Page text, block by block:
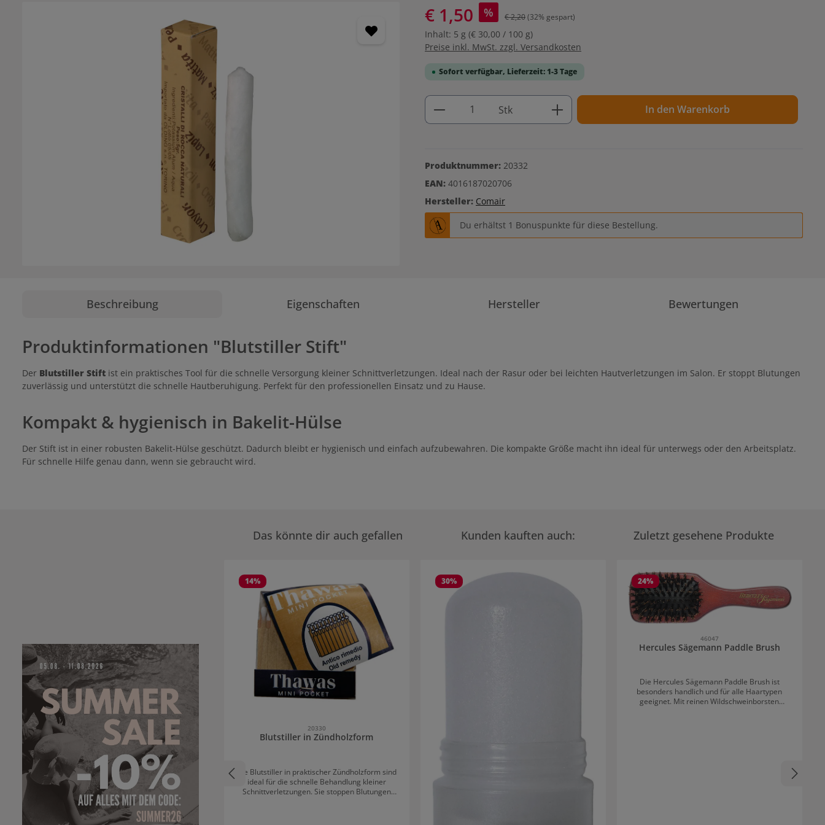
€ 1,50 % € 2,20(32% gespart)
Inhalt: 5 g (€ 30,00 / 100 g)
Preise inkl. MwSt. zzgl. Versandkosten
Sofort verfügbar, Lieferzeit: 1-3 Tage
Produkt Anzahl: Gib den gewünschten Wert ein oder
Stk In den Warenkorb
Produktnummer: 20332
EAN: 4016187020706
Hersteller: Comair
Du erhältst 1 Bonuspunkte für diese Bestellung.
Beschreibung Eigenschaften Hersteller Bewertungen
Produktinformationen "Blutstiller Stift"
Der Blutstiller Stift ist ein praktisches Tool für die schnelle Versorgung kleiner Schnittverletzungen. Ideal nach der Rasur oder bei leichten Hautverletzungen im Salon. Er stoppt Blutungen
zuverlässig und unterstützt die schnelle Hautberuhigung. Perfekt für den professionellen Einsatz und zu Hause.
Kompakt & hygienisch in Bakelit-Hülse
Der Stift ist in einer robusten Bakelit-Hülse geschützt. Dadurch bleibt er hygienisch und einfach aufzubewahren. Die kompakte Größe macht ihn ideal für unterwegs oder den Arbeitsplatz.
Für schnelle Hilfe genau dann, wenn sie gebraucht wird.
Das könnte dir auch gefallen Kunden kauften auch: Zuletzt gesehene Produkte
14%
20330
Blutstiller in Zündholzform
Die Blutstiller in praktischer Zündholzform sind
ideal für die schnelle Behandlung kleiner
Schnittverletzungen. Sie stoppen Blutungen
30% 24%
46047
Hercules Sägemann Paddle Brush
Die Hercules Sägemann Paddle Brush ist
besonders handlich und für alle Haartypen
geeignet. Mit reinen Wildschweinborsten